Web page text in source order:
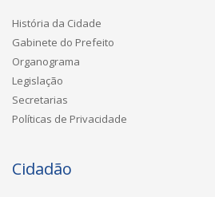
História da Cidade
Gabinete do Prefeito
Organograma
Legislação
Secretarias
Políticas de Privacidade
Cidadão